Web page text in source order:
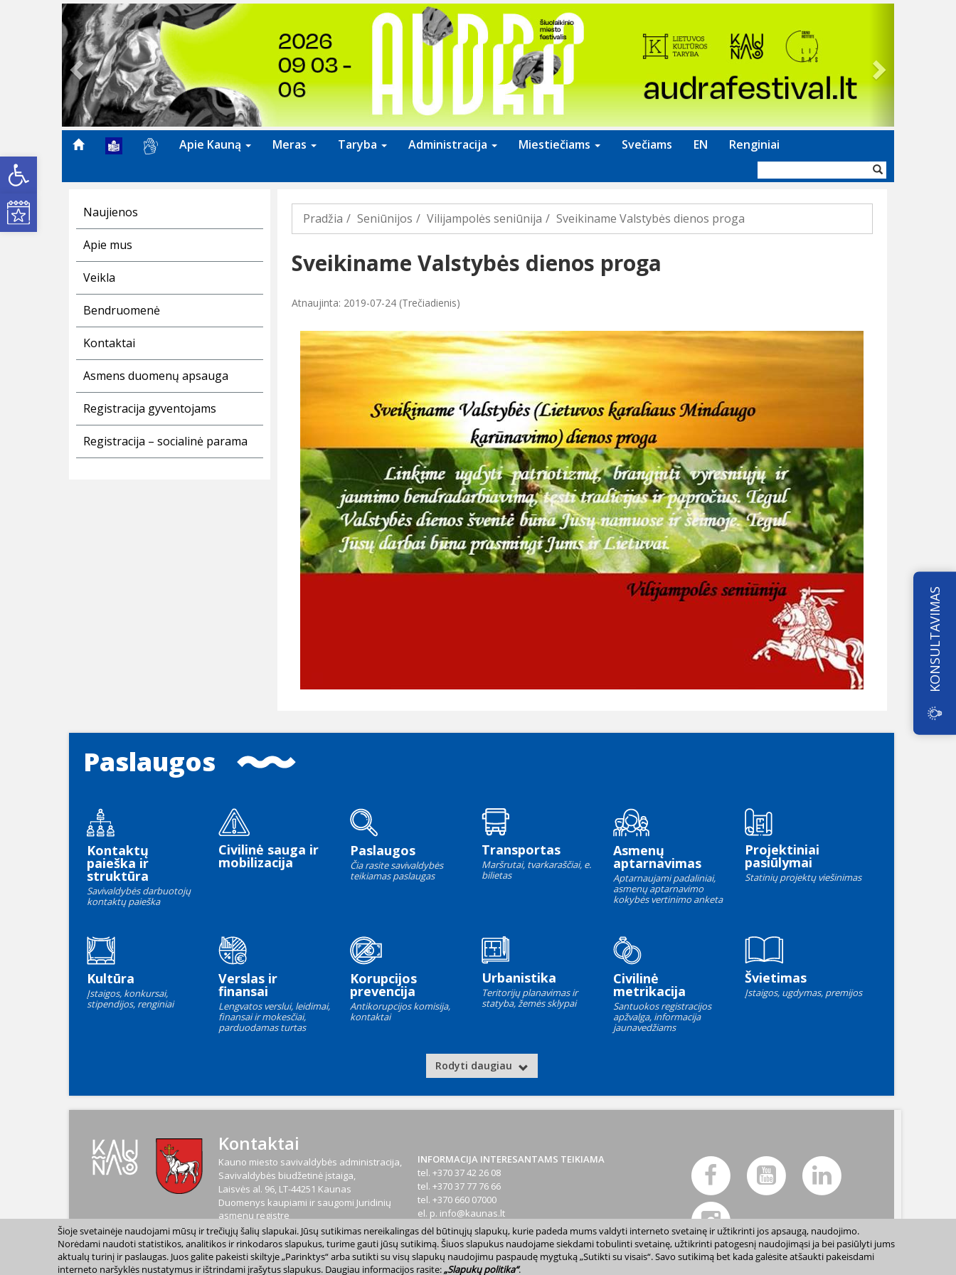
Open toolbar
Kultūros renginiai
Previous
Apie Kauną Meras Taryba Administracija Miestiečiams Svečiams EN Renginiai
forma
Naujienos
Apie mus
Veikla
Bendruomenė
Kontaktai
Asmens duomenų apsauga
Registracija gyventojams
Registracija – socialinė parama
Pradžia Seniūnijos Vilijampolės seniūnija Sveikiname Valstybės dienos proga
Sveikiname Valstybės dienos proga
Atnaujinta: 2019-07-24 (Trečiadienis)
Paslaugos
Kontaktų
paieška ir
struktūra
Savivaldybės darbuotojų
kontaktų paieška
Civilinė sauga ir
mobilizacija
Paslaugos
Čia rasite savivaldybės
teikiamas paslaugas
Transportas
Maršrutai, tvarkaraščiai, e.
bilietas
Asmenų
aptarnavimas
Aptarnaujami padaliniai,
asmenų aptarnavimo
kokybės vertinimo anketa
Projektiniai
pasiūlymai
Statinių projektų viešinimas
Kultūra
Įstaigos, konkursai,
stipendijos, renginiai
Verslas ir
finansai
Lengvatos verslui, leidimai,
finansai ir mokesčiai,
parduodamas turtas
Korupcijos
prevencija
Antikorupcijos komisija,
kontaktai
Urbanistika
Teritorijų planavimas ir
statyba, žemės sklypai
Civilinė
metrikacija
Santuokos registracijos
apžvalga, informacija
jaunavedžiams
Švietimas
Įstaigos, ugdymas, premijos
Rodyti daugiau
Kontaktai
Kauno miesto savivaldybės administracija,
Savivaldybės biudžetinė įstaiga,
Laisvės al. 96, LT-44251 Kaunas
Duomenys kaupiami ir saugomi Juridinių
asmenų registre
Kodas188764867
PVM mokėtojo kodasLT 887648610
INFORMACIJA INTERESANTAMS TEIKIAMA
tel. +370 37 42 26 08
tel. +370 37 77 76 66
tel. +370 660 07000
el. p. info@kaunas.lt
2023 m. Kauno miesto savivaldybė. Kopijuoti ir platinti www.kaunas.lt skelbiamą informaciją be autorių sutikimo draudžiama. |
Šioje svetainėje naudojami mūsų ir trečiųjų šalių slapukai. Jūsų sutikimas nereikalingas dėl būtinųjų slapukų, kurie padeda mums valdyti interneto svetainę ir užtikrinti jos apsaugą, naudojimo.
Norėdami naudoti statistikos, analitikos ir rinkodaros slapukus, turime gauti jūsų sutikimą. Šiuos slapukus naudojame siekdami tobulinti svetainę, užtikrinti patogesnį naudojimąsi ja bei pasiūlyti jums
aktualų turinį ir paslaugas. Juos galite pakeisti skiltyje „Parinktys“ arba sutikti su visų slapukų naudojimu paspaudę mygtuką „Sutikti su visais“. Savo sutikimą bet kada galėsite atšaukti pakeisdami
interneto naršyklės nustatymus ir ištrindami įrašytus slapukus. Daugiau informacijos rasite:„Slapukų politika“.
KONSULTAVIMAS